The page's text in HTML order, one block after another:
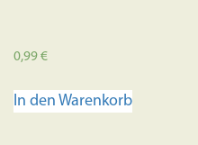
0,99€
In den Warenkorb